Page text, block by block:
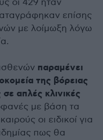
οι 429 ήταν
επίσης
με λοίμωξη λόγω
παραμένει
της βόρειας
απλές κλινικές
με βάση τα
οι ειδικοί για
πως θα